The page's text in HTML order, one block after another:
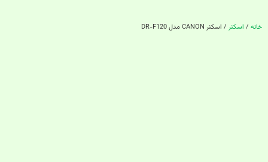
خانه / اسکنر / اسکنر CANON مدل DR-F120